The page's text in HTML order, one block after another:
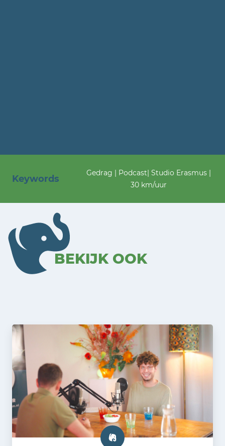
Keywords
Gedrag | Podcast| Studio Erasmus |
30 km/uur
BEKIJK OOK